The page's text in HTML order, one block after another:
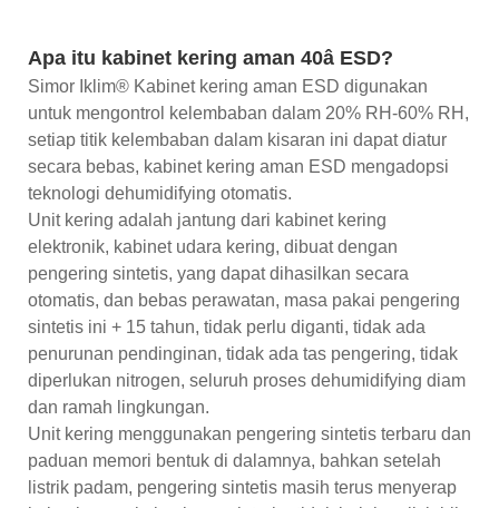
Apa itu kabinet kering aman 40â ESD?
Simor Iklim® Kabinet kering aman ESD digunakan
untuk mengontrol kelembaban dalam 20% RH-60% RH,
setiap titik kelembaban dalam kisaran ini dapat diatur
secara bebas, kabinet kering aman ESD mengadopsi
teknologi dehumidifying otomatis.
Unit kering adalah jantung dari kabinet kering
elektronik, kabinet udara kering, dibuat dengan
pengering sintetis, yang dapat dihasilkan secara
otomatis, dan bebas perawatan, masa pakai pengering
sintetis ini + 15 tahun, tidak perlu diganti, tidak ada
penurunan pendinginan, tidak ada tas pengering, tidak
diperlukan nitrogen, seluruh proses dehumidifying diam
dan ramah lingkungan.
Unit kering menggunakan pengering sintetis terbaru dan
paduan memori bentuk di dalamnya, bahkan setelah
listrik padam, pengering sintetis masih terus menyerap